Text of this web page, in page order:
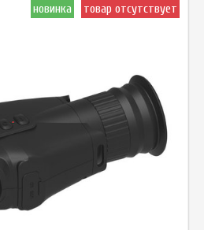
новинка товар отсутствует